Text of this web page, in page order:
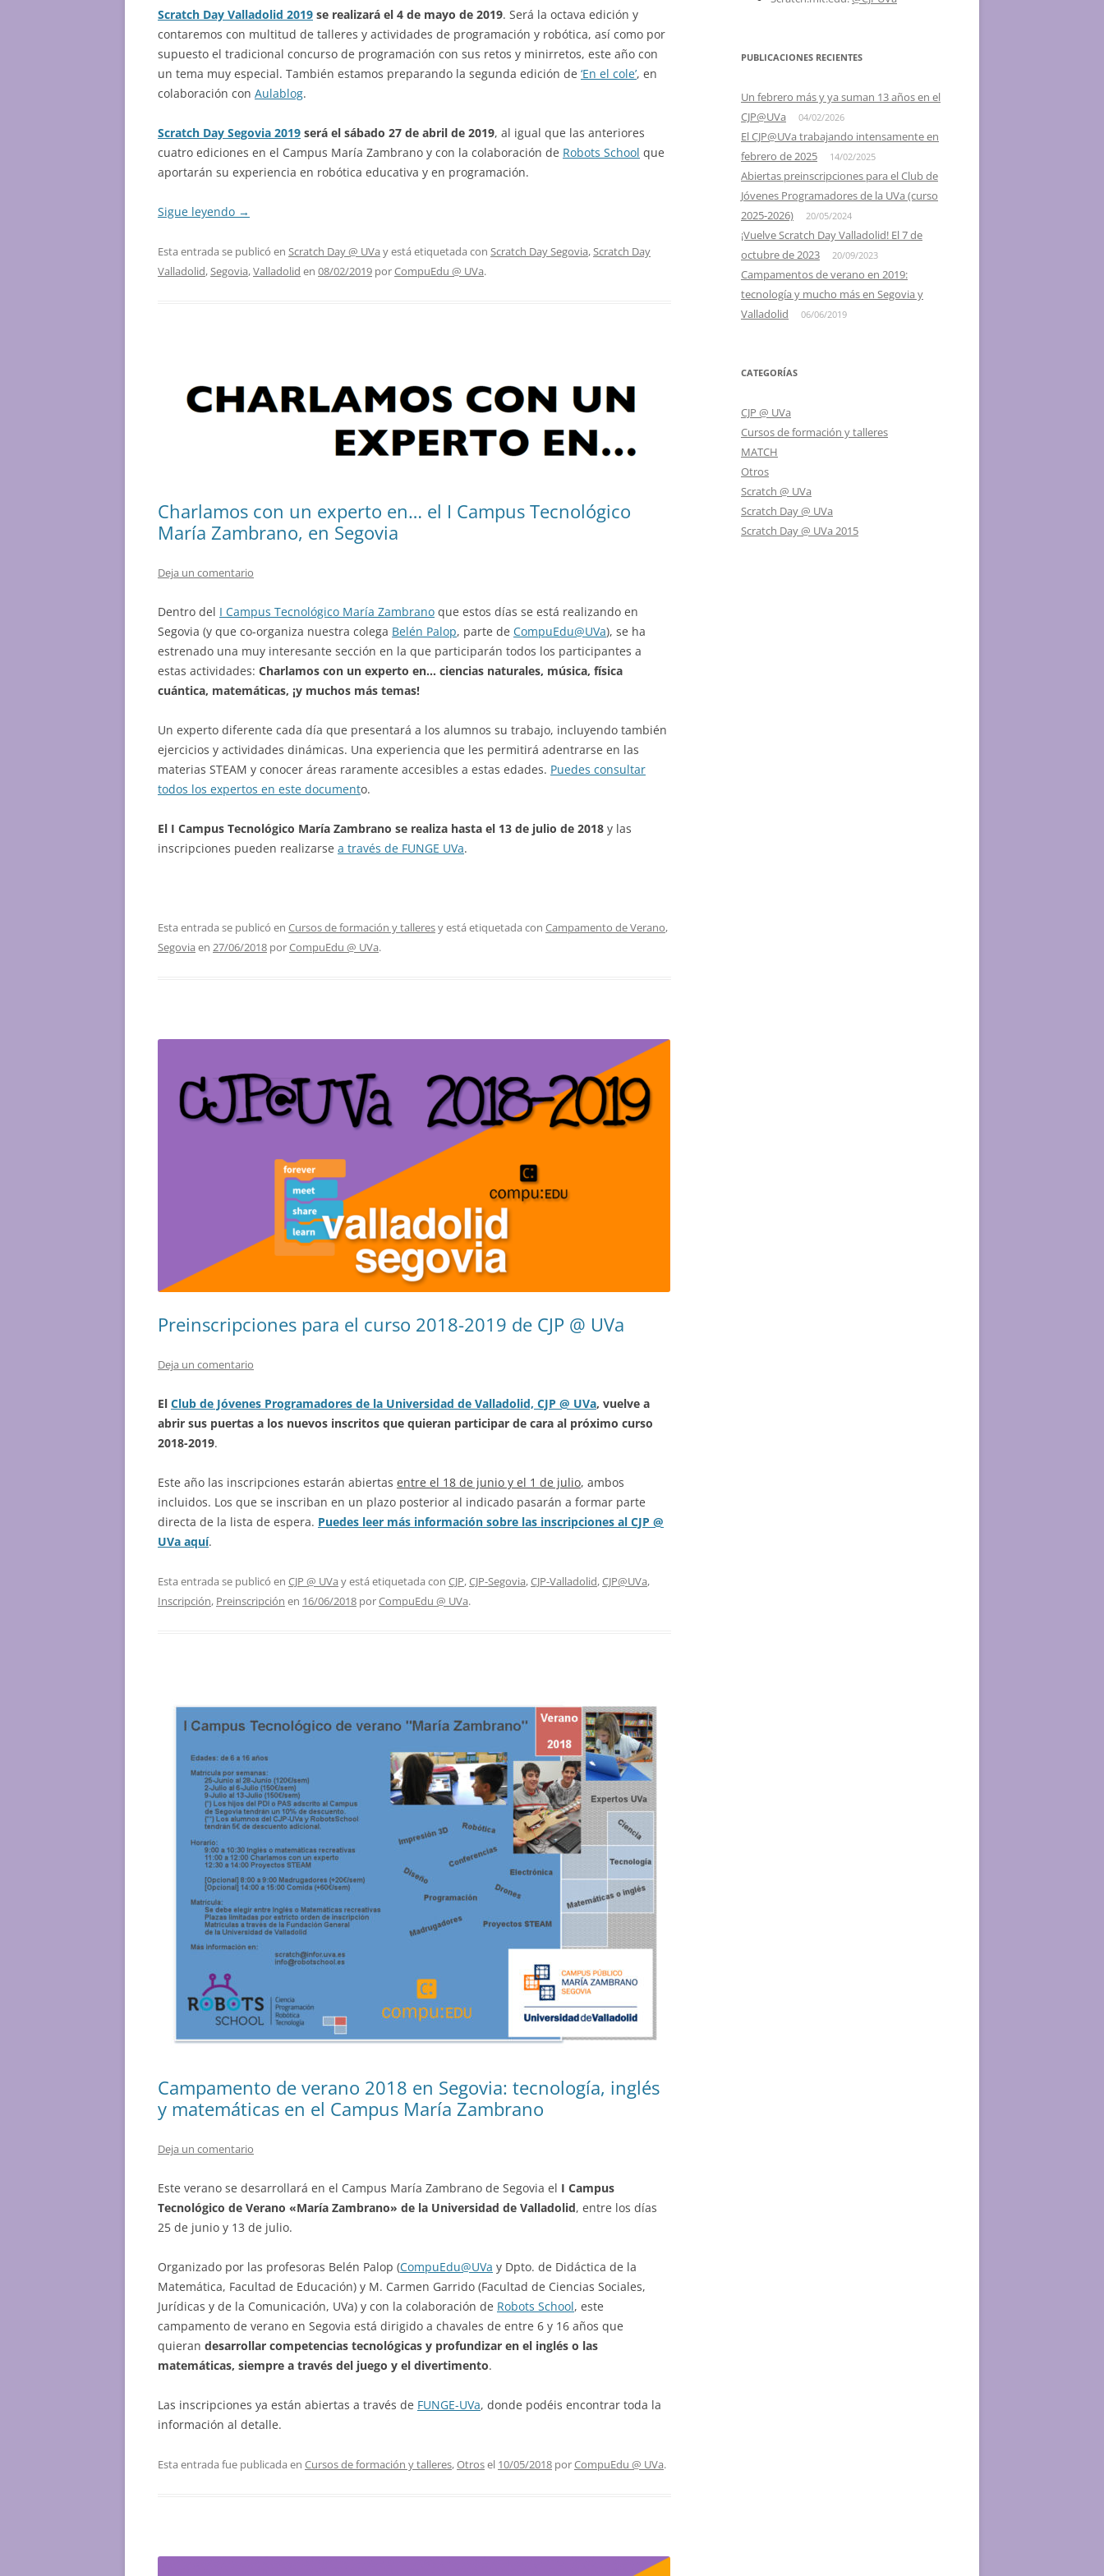
VALLADOLID, EL 24 DE MAYO
2013 – II SCRATCH DAY
VALLADOLID, EL 18 DE MAYO
VALLADOLID, 26 DE MAYO
2012 – I SCRATCH DAY SEGOVIA Y
PALENCIA
Scratch Day Valladolid 2019 se realizará el 4 de mayo de 2019. Será la octava edición y
contaremos con multitud de talleres y actividades de programación y robótica, así como por
supuesto el tradicional concurso de programación con sus retos y minirretos, este año con
un tema muy especial. También estamos preparando la segunda edición de ‘En el cole’, en
colaboración con Aulablog.
Scratch Day Segovia 2019 será el sábado 27 de abril de 2019, al igual que las anteriores
cuatro ediciones en el Campus María Zambrano y con la colaboración de Robots School que
aportarán su experiencia en robótica educativa y en programación.
Sigue leyendo →
Esta entrada se publicó en Scratch Day @ UVa y está etiquetada con Scratch Day Segovia,Scratch Day
Valladolid,Segovia,Valladolid en 08/02/2019 porCompuEdu @ UVa.
Charlamos con un experto en… el I Campus Tecnológico
María Zambrano, en Segovia
Deja un comentario
Dentro del I Campus Tecnológico María Zambrano que estos días se está realizando en
Segovia (y que co-organiza nuestra colega Belén Palop, parte de CompuEdu@UVa), se ha
estrenado una muy interesante sección en la que participarán todos los participantes a
estas actividades: Charlamos con un experto en… ciencias naturales, música, física
cuántica, matemáticas, ¡y muchos más temas!
Un experto diferente cada día que presentará a los alumnos su trabajo, incluyendo también
ejercicios y actividades dinámicas. Una experiencia que les permitirá adentrarse en las
materias STEAM y conocer áreas raramente accesibles a estas edades. Puedes consultar
todos los expertos en este documento.
El I Campus Tecnológico María Zambrano se realiza hasta el 13 de julio de 2018 y las
inscripciones pueden realizarse a través de FUNGE UVa.
Esta entrada se publicó en Cursos de formación y talleresy está etiquetada con Campamento de Verano,
Segovia en 27/06/2018 porCompuEdu @ UVa.
Preinscripciones para el curso 2018-2019 de CJP @ UVa
Deja un comentario
El Club de Jóvenes Programadores de la Universidad de Valladolid, CJP @ UVa, vuelve a
abrir sus puertas a los nuevos inscritos que quieran participar de cara al próximo curso
2018-2019.
Este año las inscripciones estarán abiertas entre el 18 de junio y el 1 de julio, ambos
incluidos. Los que se inscriban en un plazo posterior al indicado pasarán a formar parte
directa de la lista de espera. Puedes leer más información sobre las inscripciones al CJP @
UVa aquí.
Esta entrada se publicó en CJP @ UVa y está etiquetada con CJP,CJP-Segovia,CJP-Valladolid,CJP@UVa,
Inscripción, Preinscripción en 16/06/2018 porCompuEdu @ UVa.
Campamento de verano 2018 en Segovia: tecnología, inglés
y matemáticas en el Campus María Zambrano
Deja un comentario
Este verano se desarrollará en el Campus María Zambrano de Segovia el I Campus
Tecnológico de Verano «María Zambrano» de la Universidad de Valladolid, entre los días
25 de junio y 13 de julio.
Organizado por las profesoras Belén Palop (CompuEdu@UVa y Dpto. de Didáctica de la
Matemática, Facultad de Educación) y M. Carmen Garrido (Facultad de Ciencias Sociales,
Jurídicas y de la Comunicación, UVa) y con la colaboración de Robots School, este
campamento de verano en Segovia está dirigido a chavales de entre 6 y 16 años que
quieran desarrollar competencias tecnológicas y profundizar en el inglés o las
matemáticas, siempre a través del juego y el divertimento.
Las inscripciones ya están abiertas a través de FUNGE-UVa, donde podéis encontrar toda la
información al detalle.
Esta entrada fue publicada en Cursos de formación y talleres,Otrosel 10/05/2018 porCompuEdu @ UVa.
PUBLICACIONES RECIENTES
Un febrero más y ya suman 13 años en el
CJP@UVa
04/02/2026
El CJP@UVa trabajando intensamente en
febrero de 2025
14/02/2025
Abiertas preinscripciones para el Club de
Jóvenes Programadores de la UVa (curso
2025-2026)
20/05/2024
¡Vuelve Scratch Day Valladolid! El 7 de
octubre de 2023
20/09/2023
Campamentos de verano en 2019:
tecnología y mucho más en Segovia y
Valladolid
06/06/2019
CATEGORÍAS
CJP @ UVa
Cursos de formación y talleres
MATCH
Otros
Scratch @ UVa
Scratch Day @ UVa
Scratch Day @ UVa 2015